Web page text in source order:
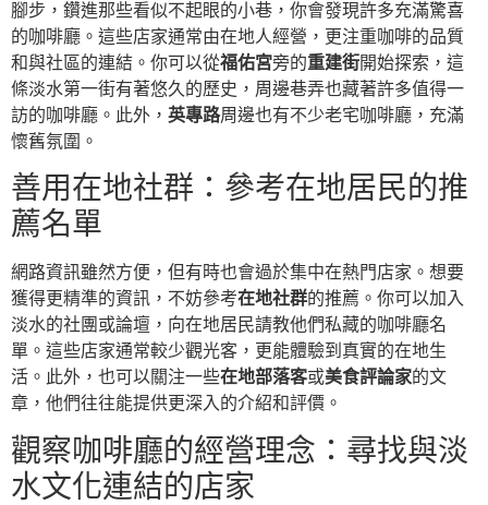
腳步，鑽進那些看似不起眼的小巷，你會發現許多充滿驚喜
的咖啡廳。這些店家通常由在地人經營，更注重咖啡的品質
和與社區的連結。你可以從福佑宮旁的重建街開始探索，這
條淡水第一街有著悠久的歷史，周邊巷弄也藏著許多值得一
訪的咖啡廳。此外， 英專路周邊也有不少老宅咖啡廳，充滿
懷舊氛圍。
善用在地社群：參考在地居民的推
薦名單
網路資訊雖然方便，但有時也會過於集中在熱門店家。想要
獲得更精準的資訊，不妨參考在地社群的推薦。你可以加入
淡水的社團或論壇，向在地居民請教他們私藏的咖啡廳名
單。這些店家通常較少觀光客，更能體驗到真實的在地生
活。此外，也可以關注一些在地部落客或美食評論家的文
章，他們往往能提供更深入的介紹和評價。
觀察咖啡廳的經營理念：尋找與淡
水文化連結的店家